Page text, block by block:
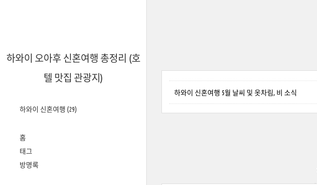
하와이 오아후 신혼여행 총정리 (호
텔 맛집 관광지)
하와이 신혼여행 (29)
홈
태그
방명록
하와이 신혼여행 5월 날씨 및 옷차림, 비 소식